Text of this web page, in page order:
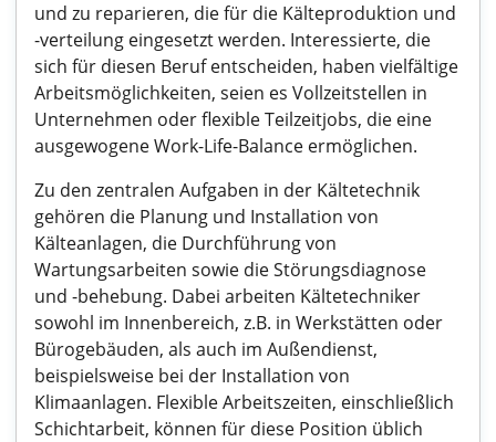
und zu reparieren, die für die Kälteproduktion und
-verteilung eingesetzt werden. Interessierte, die
sich für diesen Beruf entscheiden, haben vielfältige
Arbeitsmöglichkeiten, seien es Vollzeitstellen in
Unternehmen oder flexible Teilzeitjobs, die eine
ausgewogene Work-Life-Balance ermöglichen.
Zu den zentralen Aufgaben in der Kältetechnik
gehören die Planung und Installation von
Kälteanlagen, die Durchführung von
Wartungsarbeiten sowie die Störungsdiagnose
und -behebung. Dabei arbeiten Kältetechniker
sowohl im Innenbereich, z.B. in Werkstätten oder
Bürogebäuden, als auch im Außendienst,
beispielsweise bei der Installation von
Klimaanlagen. Flexible Arbeitszeiten, einschließlich
Schichtarbeit, können für diese Position üblich